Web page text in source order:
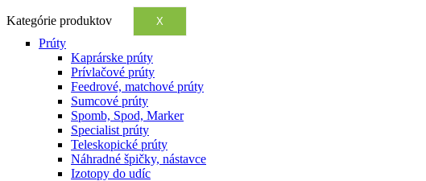
Kategórie produktov X
Prúty
Kaprárske prúty
Prívlačové prúty
Feedrové, matchové prúty
Sumcové prúty
Spomb, Spod, Marker
Specialist prúty
Teleskopické prúty
Náhradné špičky, nástavce
Izotopy do udíc